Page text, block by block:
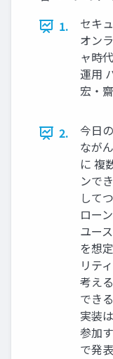
1.
セキ
オン
ャ時
運用
宏・
2.
今日
なが
に 複
ンで
して
ロー
ユー
を想
リテ
考え
でき
実装
参加
で発